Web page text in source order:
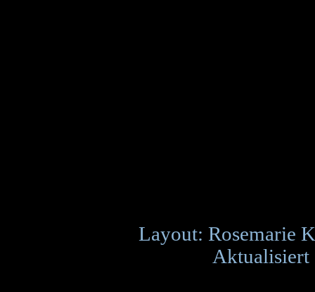
Layout: Rosemarie
Aktualisiert